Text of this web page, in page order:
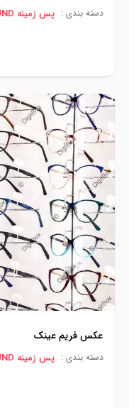
دسته بندی : پس زمینه BACKGROUND
عکس فریم عینک
دسته بندی : پس زمینه BACKGROUND